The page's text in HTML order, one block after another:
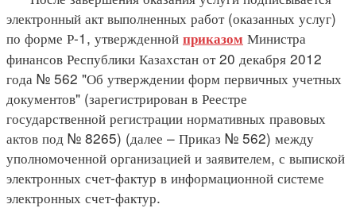
электронный акт выполненных работ (оказанных услуг)
по форме Р-1, утвержденной приказом Министра
финансов Республики Казахстан от 20 декабря 2012
года № 562 "Об утверждении форм первичных учетных
документов" (зарегистрирован в Реестре
государственной регистрации нормативных правовых
актов под № 8265) (далее – Приказ № 562) между
уполномоченной организацией и заявителем, с выпиской
электронных счет-фактур в информационной системе
электронных счет-фактур.